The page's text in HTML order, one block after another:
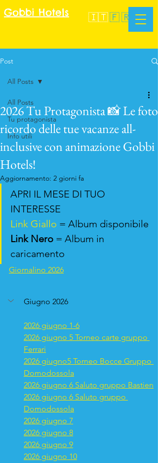
🇫🇷
🇮🇹
Gobbi Hotels
Preventivo
Post
All Posts
Tu protagonista
Info utili
All Posts
2026 Tu Protagonista 📸 Le foto
ricordo delle tue vacanze all-
inclusive con animazione Gobbi
Hotels!
Aggiornamento: 2 giorni fa
APRI IL MESE DI TUO
INTERESSE
Link Giallo = Album disponibile
Link Nero = Album in
caricamento
Giornalino 2026
Giugno 2026
2026 giugno 1-6
2026 giugno 5 Torneo carte gruppo
Ferrari
2026 giugno5 Torneo Bocce Gruppo
Domodossola
2026 giugno 6 Saluto gruppo Bastien
2026 giugno 6 Saluto gruppo
Domodossola
2026 giugno 7
2026 giugno 8
2026 giugno 9
2026 giugno 10